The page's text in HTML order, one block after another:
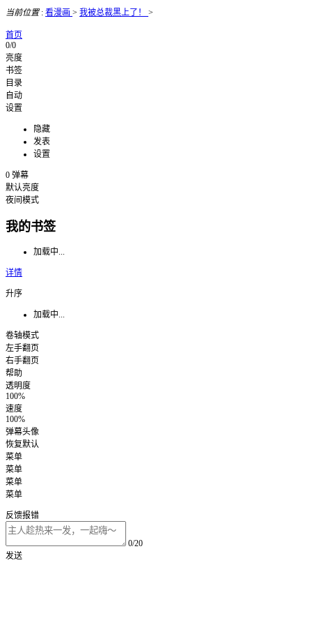
当前位置: 看漫画 > 我被总裁黑上了！ >
首页
0/0
亮度
书签
目录
自动
设置
隐藏
发表
设置
0 弹幕
默认亮度
夜间模式
我的书签
加载中...
详情
升序
加载中...
卷轴模式
左手翻页
右手翻页
帮助
透明度
100%
速度
100%
弹幕头像
恢复默认
菜单
菜单
菜单
菜单
反馈报错
0/20
发送